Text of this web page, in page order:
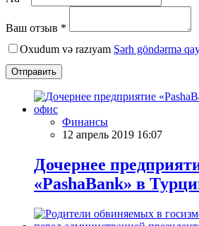
Ваш отзыв *
Oxudum və razıyam Şərh göndərmə
Отправить
Финансы
12 апрель 2019 16:07
Дочернее
«PashaBank» в